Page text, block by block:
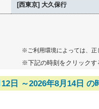
[西東京] 大久保行
※ご利用環境によっては、正
※下記の時刻をクリックす
日 ～2026年8月14日 の